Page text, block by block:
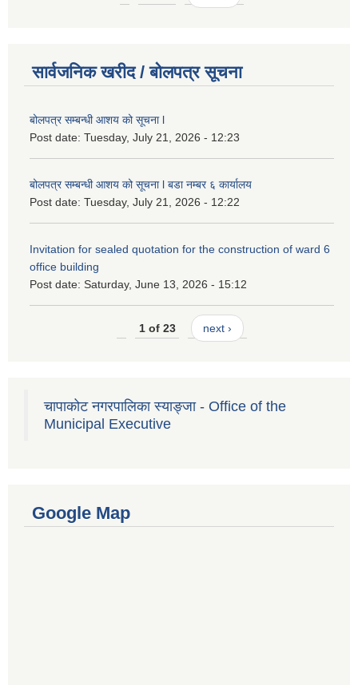
सार्वजनिक खरीद / बोलपत्र सूचना
बोलपत्र सम्बन्धी आशय को सूचना l
Post date: Tuesday, July 21, 2026 - 12:23
बोलपत्र सम्बन्धी आशय को सूचना l बडा नम्बर ६ कार्यालय
Post date: Tuesday, July 21, 2026 - 12:22
Invitation for sealed quotation for the construction of ward 6
office building
Post date: Saturday, June 13, 2026 - 15:12
1 of 23 next ›
चापाकोट नगरपालिका स्याङ्जा - Office of the
Municipal Executive
Google Map